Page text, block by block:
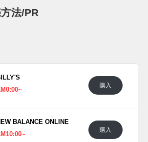
ーション、そして差し色となるブラック
10月12日にニューバランス取扱店にて
ーズのTwitterやFacebook
などで報告した
法/PR
購入
BALANCE ONLINE
購入